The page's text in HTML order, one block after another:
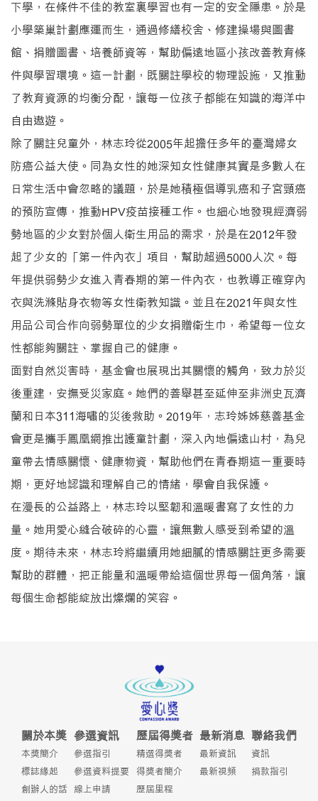
下學，在條件不佳的教室裏學習也有一定的安全隱患。於是
小學築巢計劃應運而生，通過修繕校舍、修建操場與圖書
館、捐贈圖書、培養師資等，幫助偏遠地區小孩改善教育條
件與學習環境。這一計劃，既關註學校的物理設施，又推動
了教育資源的均衡分配，讓每一位孩子都能在知識的海洋中
自由遨遊。
除了關註兒童外，林志玲從2005年起擔任多年的臺灣婦女
防癌公益大使。同為女性的她深知女性健康其實是多數人在
日常生活中會忽略的議題，於是她積極倡導乳癌和子宮頸癌
的預防宣傳，推動HPV疫苗接種工作。也細心地發現經濟弱
勢地區的少女對於個人衛生用品的需求，於是在2012年發
起了少女的「第一件內衣」項目，幫助超過5000人次。每
年提供弱勢少女進入青春期的第一件內衣，也教導正確穿內
衣與洗滌貼身衣物等女性衛教知識。並且在2021年與女性
用品公司合作向弱勢單位的少女捐贈衛生巾，希望每一位女
性都能夠關註、掌握自己的健康。
面對自然災害時，基金會也展現出其關懷的觸角，致力於災
後重建，安撫受災家庭。她們的善舉甚至延伸至非洲史瓦濟
蘭和日本311海嘯的災後救助。2019年，志玲姊姊慈善基金
會更是攜手鳳凰網推出護童計劃，深入內地偏遠山村，為兒
童帶去情感關懷、健康物資，幫助他們在青春期這一重要時
期，更好地認識和理解自己的情緒，學會自我保護。
在漫長的公益路上，林志玲以堅韌和溫暖書寫了女性的力
量。她用愛心縫合破碎的心靈，讓無數人感受到希望的溫
度。期待未來，林志玲將繼續用她細膩的情感關註更多需要
幫助的群體，把正能量和溫暖帶給這個世界每一個角落，讓
每個生命都能綻放出燦爛的笑容。
關於本獎
本獎簡介
標誌緣起
創辦人的話
參選資訊
參選指引
參選資料提要
線上申請
歷屆得獎者
精選得獎者
得獎者簡介
歷屆里程
最新消息
最新資訊
最新視頻
聯絡我們
資訊
捐款指引